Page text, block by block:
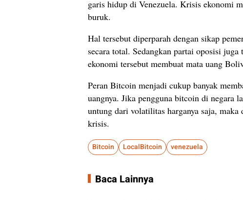
garis hidup di Venezuela. Krisis ekonomi
buruk.
Hal tersebut diperparah dengan sikap
secara total. Sedangkan partai oposisi
ekonomi tersebut membuat mata uang
Peran Bitcoin menjadi cukup banyak
uangnya. Jika pengguna bitcoin di negara
untung dari volatilitas harganya saja,
krisis.
Bitcoin LocalBitcoin venezuela
Baca Lainnya